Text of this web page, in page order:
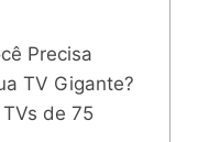
Precisa
TV Gigante?
de 75